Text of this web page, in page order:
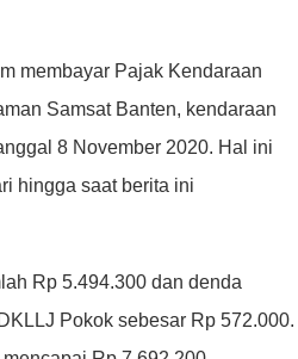
membayar Pajak Kendaraan
Samsat Banten, kendaraan
8 November 2020. Hal ini
hingga saat berita ini
Rp 5.494.300 dan denda
Pokok sebesar Rp 572.000.